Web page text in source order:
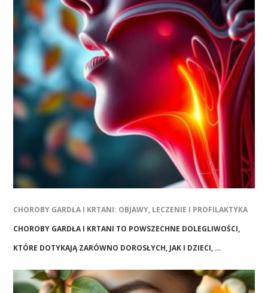
CHOROBY GARDŁA I KRTANI: OBJAWY, LECZENIE I PROFILAKTYKA
CHOROBY GARDŁA I KRTANI TO POWSZECHNE DOLEGLIWOŚCI,
KTÓRE DOTYKAJĄ ZARÓWNO DOROSŁYCH, JAK I DZIECI, …